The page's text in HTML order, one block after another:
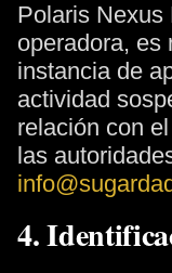
Polaris Nexus
operadora, es
instancia de
actividad
relación con
las
4.